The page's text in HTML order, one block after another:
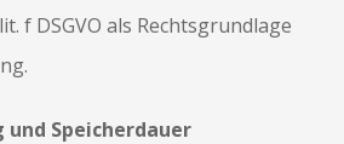
f DSGVO als Rechtsgrundlage
und Speicherdauer